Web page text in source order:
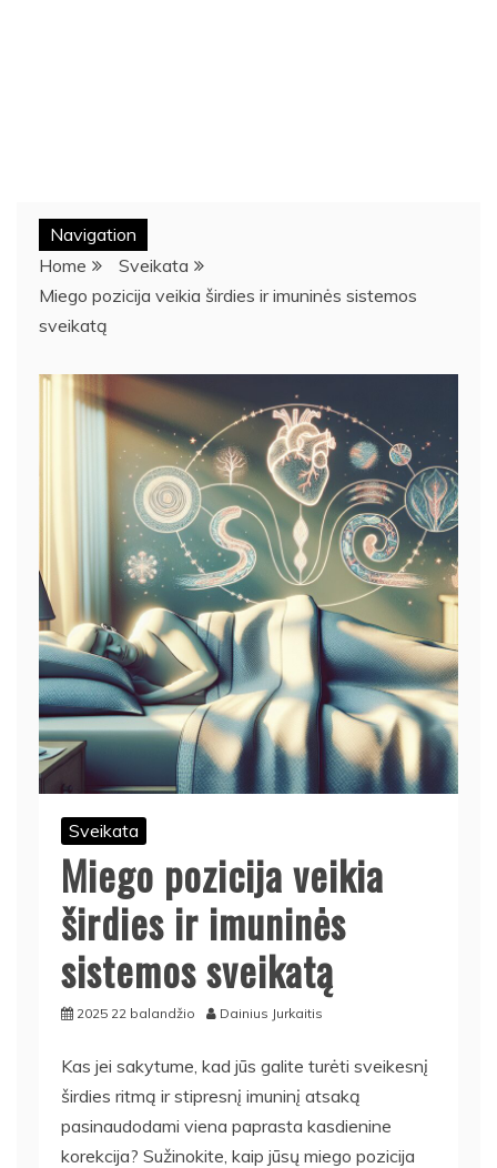
Navigation
Home
Sveikata
Miego pozicija veikia širdies ir imuninės sistemos
sveikatą
Sveikata
Miego pozicija veikia
širdies ir imuninės
sistemos sveikatą
2025 22 balandžio Dainius Jurkaitis
Kas jei sakytume, kad jūs galite turėti sveikesnį
širdies ritmą ir stipresnį imuninį atsaką
pasinaudodami viena paprasta kasdienine
korekcija? Sužinokite, kaip jūsų miego pozicija